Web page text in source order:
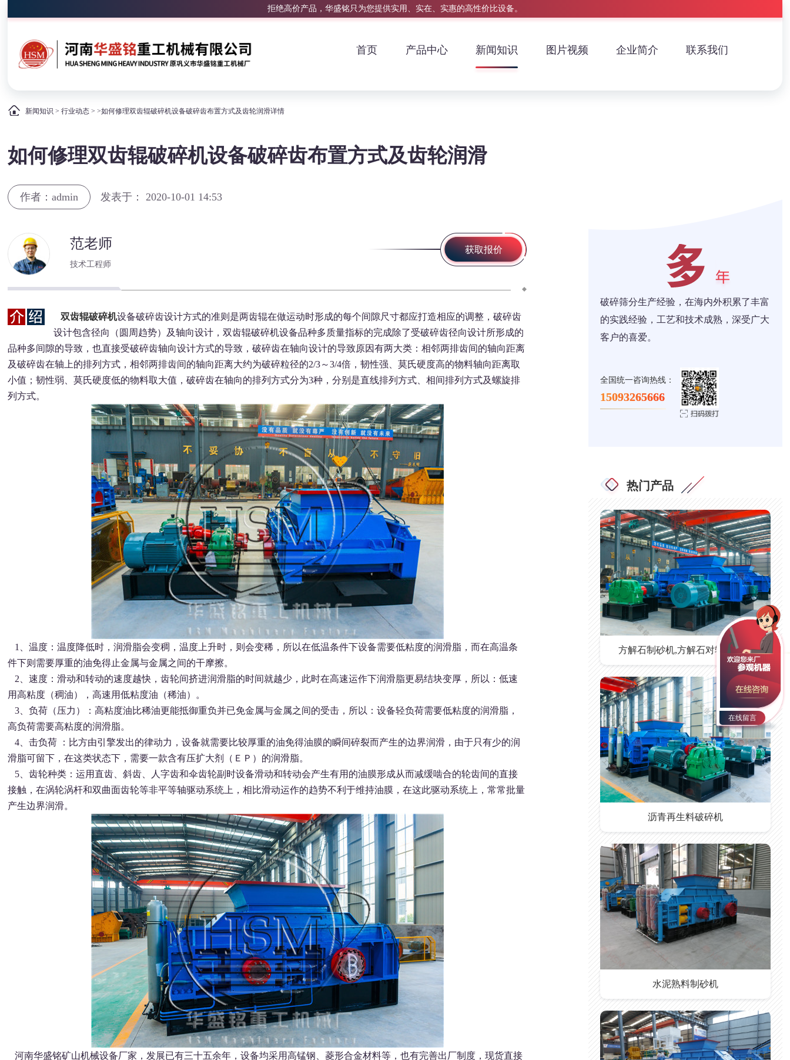
拒绝高价产品，华盛铭只为您提供实用、实在、实惠的高性价比设备。
首页 产品中心 新闻知识 图片视频 企业简介 联系我们
新闻知识 >行业动态 > >如何修理双齿辊破碎机设备破碎齿布置方式及齿轮润滑详情
如何修理双齿辊破碎机设备破碎齿布置方式及齿轮润滑
作者：admin 发表于： 2020-10-01 14:53
范老师
技术工程师
获取报价
双齿辊破碎机设备破碎齿设计方式的准则是两齿辊在做运动时形成的每个间隙尺寸都应打造相应的调整，破碎齿
设计包含径向（圆周趋势）及轴向设计，双齿辊破碎机设备品种多质量指标的完成除了受破碎齿径向设计所形成的
品种多间隙的导致，也直接受破碎齿轴向设计方式的导致，破碎齿在轴向设计的导致原因有两大类：相邻两排齿间的轴向距离
及破碎齿在轴上的排列方式，相邻两排齿间的轴向距离大约为破碎粒径的2/3～3/4倍，韧性强、莫氏硬度高的物料轴向距离取
小值；韧性弱、莫氏硬度低的物料取大值，破碎齿在轴向的排列方式分为3种，分别是直线排列方式、相间排列方式及螺旋排
列方式。
1、温度：温度降低时，润滑脂会变稠，温度上升时，则会变稀，所以在低温条件下设备需要低粘度的润滑脂，而在高温条
件下则需要厚重的油免得止金属与金属之间的干摩擦。
2、速度：滑动和转动的速度越快，齿轮间挤进润滑脂的时间就越少，此时在高速运作下润滑脂更易结块变厚，所以：低速
用高粘度（稠油），高速用低粘度油（稀油）。
3、负荷（压力）：高粘度油比稀油更能抵御重负并已免金属与金属之间的受击，所以：设备轻负荷需要低粘度的润滑脂，
高负荷需要高粘度的润滑脂。
4、击负荷 ：比方由引擎发出的律动力，设备就需要比较厚重的油免得油膜的瞬间碎裂而产生的边界润滑，由于只有少的润
滑脂可留下，在这类状态下，需要一款含有压扩大剂（ＥＰ）的润滑脂。
5、齿轮种类：运用直齿、斜齿、人字齿和伞齿轮副时设备滑动和转动会产生有用的油膜形成从而减缓啮合的轮齿间的直接
接触，在涡轮涡杆和双曲面齿轮等非平等轴驱动系统上，相比滑动运作的趋势不利于维持油膜，在这此驱动系统上，常常批量
产生边界润滑。
河南华盛铭矿山机械设备厂家，发展已有三十五余年，设备均采用高锰钢、菱形合金材料等，也有完善出厂制度，现货直接
破碎筛分生产经验，在海内外积累了丰富
的实践经验，工艺和技术成熟，深受广大
客户的喜爱。
全国统一咨询热线：
15093265666
热门产品
方解石制砂机,方解石对辊制砂机
沥青再生料破碎机
水泥熟料制砂机
在线留言